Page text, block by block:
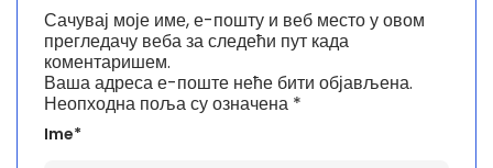
Ваша адреса е-поште неће бити објављена.
Неопходна поља су означена *
Ime*
Сачувај моје име, е-пошту и веб место у овом
прегледачу веба за следећи пут када
коментаришем.